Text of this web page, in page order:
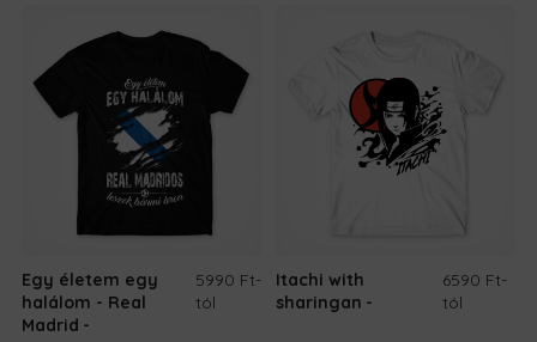
Egy életem egy
halálom - Real
Madrid
5990 Ft-
tól
Itachi with
sharingan
6590 Ft-
tól